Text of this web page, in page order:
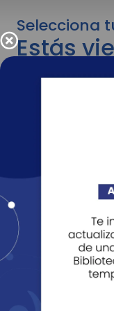
Selecciona
Estás
para
Para cambiar
adelante
Entendido